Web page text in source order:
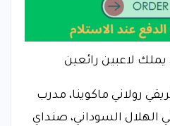
يملك لاعبين رائعين
رولاني ماكوينا، مدرب
الهلال السوداني، صنداي